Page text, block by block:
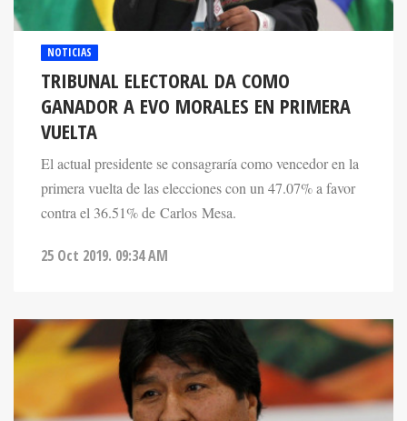
TRIBUNAL ELECTORAL DA COMO
GANADOR A EVO MORALES EN PRIMERA
VUELTA
El actual presidente se consagraría como vencedor en la
primera vuelta de las elecciones con un 47.07% a favor
contra el 36.51% de Carlos Mesa.